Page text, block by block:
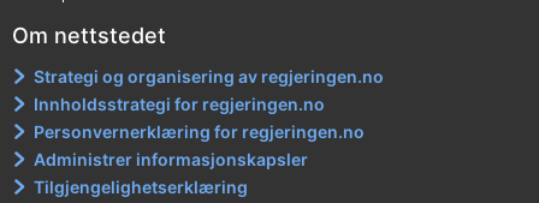
Om nettstedet
Strategi og organisering av regjeringen.no
Innholdsstrategi for regjeringen.no
Personvernerklæring for regjeringen.no
Administrer informasjonskapsler
Tilgjengelighetserklæring